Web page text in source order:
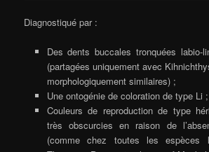
Diagnostiqué par :
Des dents buccales tronquées labio-
(partagées uniquement avec
morphologiquement similaires) ;
Une ontogénie de coloration de type Li ;
Couleurs de reproduction de type
très obscurcies en raison de
(comme chez toutes les espèces